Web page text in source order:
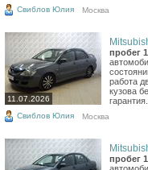
Свиблов Юлия Москва
11.07.2026
пробег
работа
кузова
Свиблов Юлия Москва
пробег